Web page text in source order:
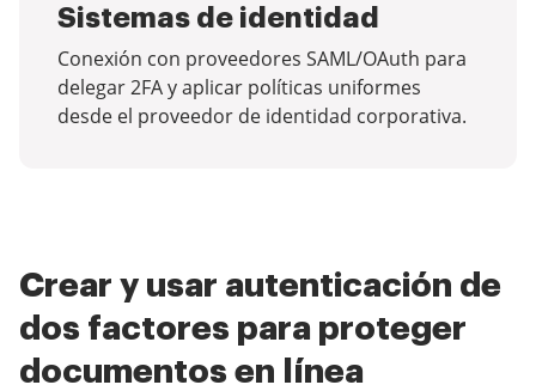
Sistemas de identidad
Conexión con proveedores SAML/OAuth para
delegar 2FA y aplicar políticas uniformes
desde el proveedor de identidad corporativa.
Crear y usar autenticación de
dos factores para proteger
documentos en línea